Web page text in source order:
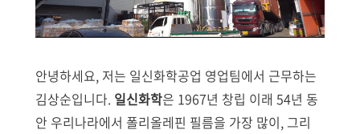
안녕하세요, 저는 일신화학공업 영업팀에서 근무하는
김상순입니다. 일신화학은 1967년 창립 이래 54년 동
안 우리나라에서 폴리올레핀 필름을 가장 많이, 그리